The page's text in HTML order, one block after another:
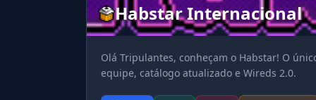
Habstar Internacional
Olá Tripulantes, conheçam o Habstar! O
equipe, catálogo atualizado e Wireds 2.0.